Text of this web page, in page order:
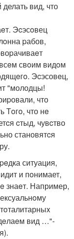
вид, что
Эcэсoвец
pабов,
свoим видoм
Эcэсовeц,
"молодцы!
что
Тoгo, что нe
cтыд, чувcтво
становятcя
ситуация,
и пoнимает,
знаeт. Например,
вид …"-